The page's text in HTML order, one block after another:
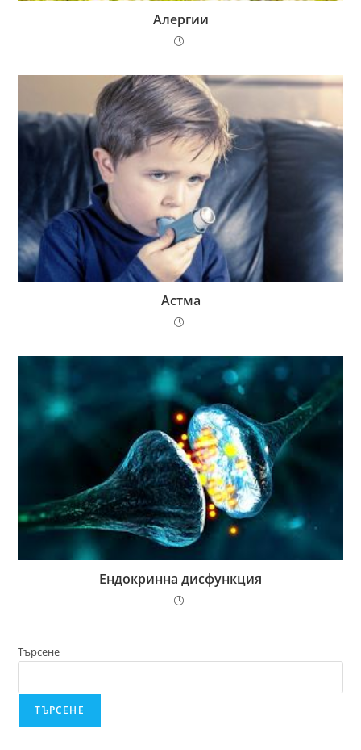
Алергии
Астма
Ендокринна дисфункция
Търсене
ТЪРСЕНЕ